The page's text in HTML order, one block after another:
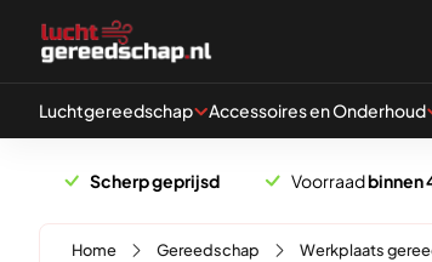
Luchtgereedschap Accessoires en Onderhoud
Scherp geprijsd Voorraadbinnen
Home Gereedschap Werkplaats